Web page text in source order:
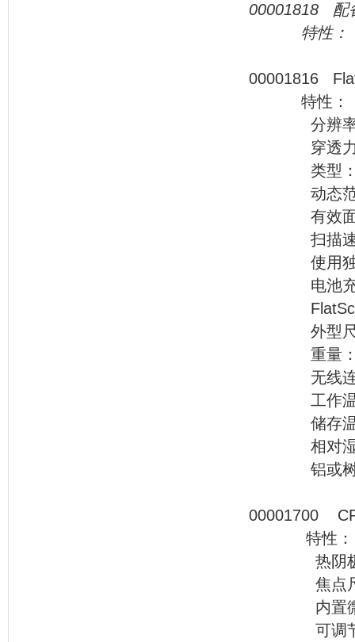
00001818 配
特性：
特性：
分辨率：
穿透力：
类型：线
动态范围
有效面积
扫描速度：
使用独立
电池充满
FlatScan
外型尺寸
重量：
无线连接
工作温度
储存温度
相对湿度
铝或树脂
特性：
热阴极
焦点尺寸
内置微控
可调节数